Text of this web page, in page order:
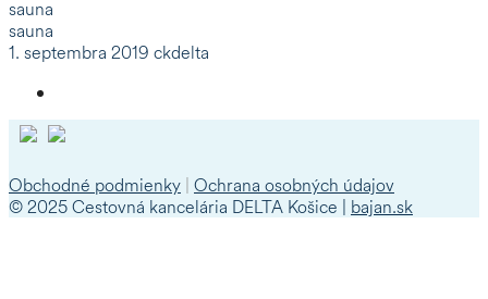
sauna
sauna
1. septembra 2019 ckdelta
Obchodné podmienky Ochrana osobných údajov
© 2025 Cestovná kancelária DELTA Košice | bajan.sk